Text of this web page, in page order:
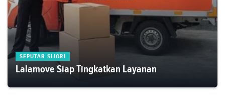
SEPUTAR SIJORI
Lalamove Siap Tingkatkan Layanan